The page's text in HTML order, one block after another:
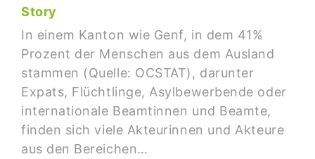
Story
In einem Kanton wie Genf, in dem 41%
Prozent der Menschen aus dem Ausland
stammen (Quelle: OCSTAT), darunter
Expats, Flüchtlinge, Asylbewerbende oder
internationale Beamtinnen und Beamte,
finden sich viele Akteurinnen und Akteure
aus den Bereichen…